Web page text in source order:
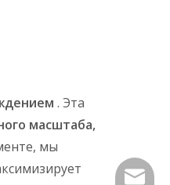
. Эта
масштаба,
мы